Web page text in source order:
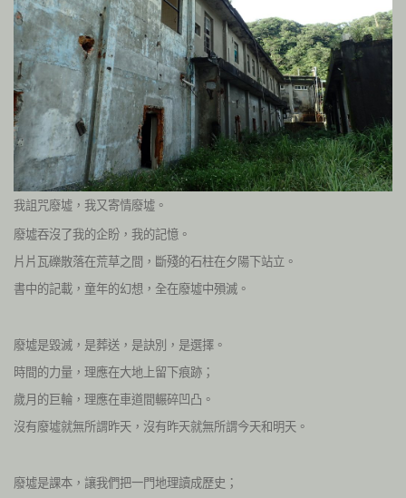
我詛咒廢墟，我又寄情廢墟。
廢墟吞沒了我的企盼，我的記憶。
片片瓦礫散落在荒草之間，斷殘的石柱在夕陽下站立。
書中的記載，童年的幻想，全在廢墟中殞滅。
廢墟是毀滅，是葬送，是訣別，是選擇。
時間的力量，理應在大地上留下痕跡；
歲月的巨輪，理應在車道間輾碎凹凸。
沒有廢墟就無所謂昨天，沒有昨天就無所謂今天和明天。
廢墟是課本，讓我們把一門地理讀成歷史；